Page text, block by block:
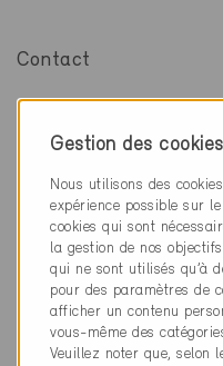
Contact
MONOD-PIGUET +
Avenue de Cour 32
021 613 40 20
info@mpaic.com
www.mpaic.com
Gestion des cookies
Nous utilisons des
expérience possible sur
cookies qui sont
la gestion de nos
qui ne sont utilisés qu’à
pour des paramètres de
afficher un contenu
vous-même des
Veuillez noter que, selon